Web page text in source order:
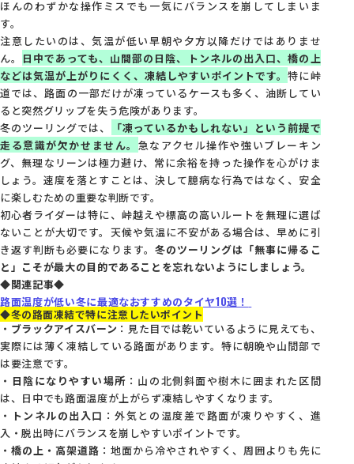
ほんのわずかな操作ミスでも一気にバランスを崩してしまいま
す。
注意したいのは、気温が低い早朝や夕方以降だけではありませ
ん。 日中であっても、山間部の日陰、トンネルの出入口、橋の上
などは気温が上がりにくく、凍結しやすいポイントです。特に峠
道では、路面の一部だけが凍っているケースも多く、油断してい
ると突然グリップを失う危険があります。
冬のツーリングでは、
「凍っているかもしれない」という前提で
走る意識が欠かせません。 急なアクセル操作や強いブレーキン
グ、無理なリーンは極力避け、常に余裕を持った操作を心がけま
しょう。速度を落とすことは、決して臆病な行為ではなく、安全
に楽しむための重要な判断です。
初心者ライダーは特に、峠越えや標高の高いルートを無理に選ば
ないことが大切です。天候や気温に不安がある場合は、早めに引
き返す判断も必要になります。 冬のツーリングは「無事に帰るこ
と」こそが最大の目的であることを忘れないようにしましょう。
◆関連記事◆
路面温度が低い冬に最適なおすすめのタイヤ10選！
◆冬の路面凍結で特に注意したいポイント
・ ブラックアイスバーン ：見た目では乾いているように見えても、
実際には薄く凍結している路面があります。特に朝晩や山間部で
は要注意です。
・ 日陰になりやすい場所 ：山の北側斜面や樹木に囲まれた区間
は、日中でも路面温度が上がらず凍結しやすくなります。
・ トンネルの出入口 ：外気との温度差で路面が凍りやすく、進
入・脱出時にバランスを崩しやすいポイントです。
・橋の上・高架道路 ：地面から冷やされやすく、周囲よりも先に